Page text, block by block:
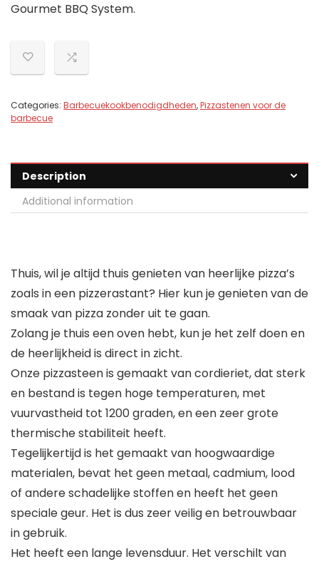
Gourmet BBQ System.
Categories: Barbecuekookbenodigdheden,Pizzastenen voor de
barbecue
Description
Additional information
Thuis, wil je altijd thuis genieten van heerlijke pizza’s
zoals in een pizzerastant? Hier kun je genieten van de
smaak van pizza zonder uit te gaan.
Zolang je thuis een oven hebt, kun je het zelf doen en
de heerlijkheid is direct in zicht.
Onze pizzasteen is gemaakt van cordieriet, dat sterk
en bestand is tegen hoge temperaturen, met
vuurvastheid tot 1200 graden, en een zeer grote
thermische stabiliteit heeft.
Tegelijkertijd is het gemaakt van hoogwaardige
materialen, bevat het geen metaal, cadmium, lood
of andere schadelijke stoffen en heeft het geen
speciale geur. Het is dus zeer veilig en betrouwbaar
in gebruik.
Het heeft een lange levensduur. Het verschilt van